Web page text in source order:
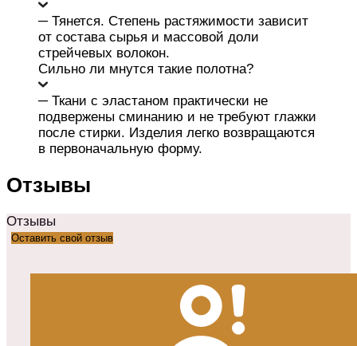
─ Тянется. Степень растяжимости зависит
от состава сырья и массовой доли
стрейчевых волокон.
Сильно ли мнутся такие полотна?
─ Ткани с эластаном практически не
подвержены сминанию и не требуют глажки
после стирки. Изделия легко возвращаются
в первоначальную форму.
Отзывы
Отзывы
Оставить свой отзыв